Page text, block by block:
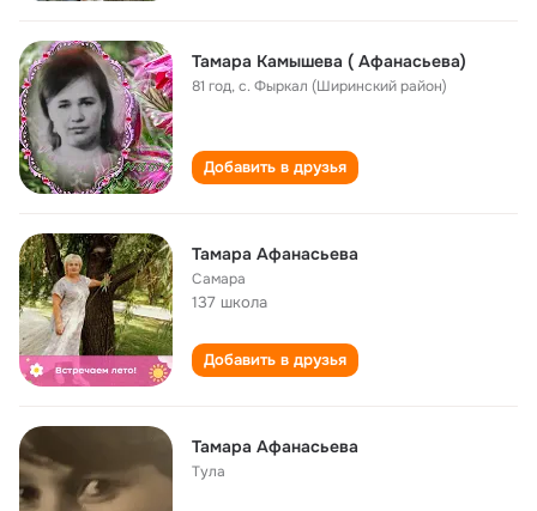
Тамара Камышева ( Афанасьева)
81 год,с. Фыркал (Ширинский район)
Добавить в друзья
Тамара Афанасьева
Самара
137 школа
Добавить в друзья
Тамара Афанасьева
Тула